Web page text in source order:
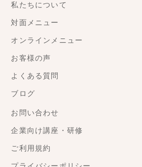
私たちについて
対面メニュー
オンラインメニュー
お客様の声
よくある質問
ブログ
お問い合わせ
企業向け講座・研修
ご利用規約